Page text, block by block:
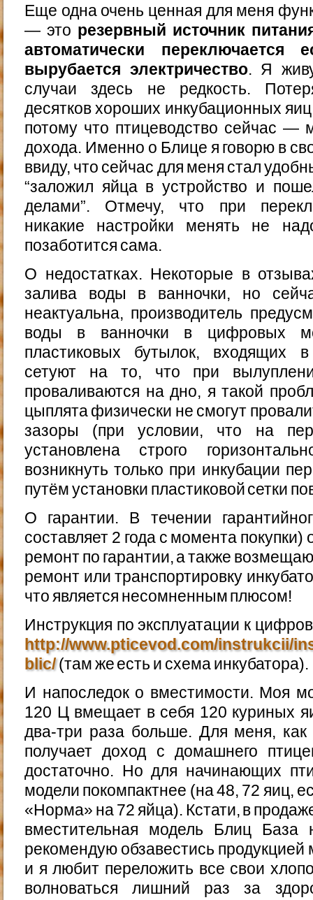
Еще одна очень ценная для меня
— это резервный источник
автоматически
вырубается электричество. Я
случаи здесь не редкость.
десятков хороших инкубационных
потому что птицеводство сейчас —
дохода. Именно о Блице я говорю в
ввиду, что сейчас для меня стал
“заложил яйца в устройство и
делами”. Отмечу, что при
никакие настройки менять не
позаботится сама.
О недостатках. Некоторые в
залива воды в ванночки, но
неактуальна, производитель
воды в ванночки в цифровых
пластиковых бутылок, входящих
сетуют на то, что при
проваливаются на дно, я такой
цыплята физически не смогут
зазоры (при условии, что на
установлена строго
возникнуть только при инкубации
путём установки пластиковой сетки
О гарантии. В течении
составляет 2 года с момента
ремонт по гарантии, а также
ремонт или транспортировку
что является несомненным плюсом!
Инструкция по эксплуатации к
http://www.pticevod.com/instrukcii/
blic/(там же есть и схема инкубатора).
И напоследок о вместимости. Моя
120 Ц вмещает в себя 120 куриных
два-три раза больше. Для меня, как
получает доход с домашнего
достаточно. Но для начинающих
модели покомпактнее (на 48, 72 яиц,
«Норма» на 72 яйца). Кстати, в
вместительная модель Блиц
рекомендую обзавестись продукцией
и я любит переложить все свои
волноваться лишний раз за